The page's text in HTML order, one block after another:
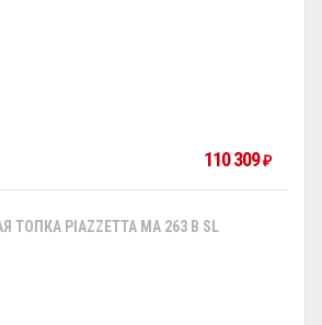
110 309₽
ТОПКА PIAZZETTA MA 263 B SL